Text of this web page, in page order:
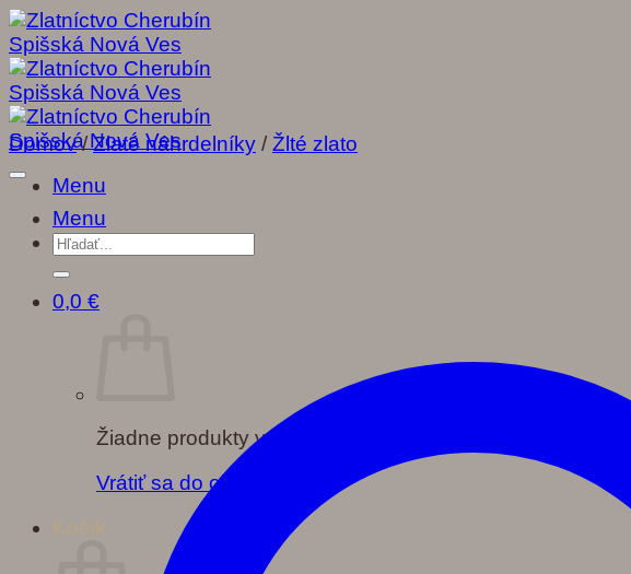
Skip
to
content
Menu
Menu
Hľadať:
0,0 €
Žiadne produkty v košíku.
Vrátiť sa do obchodu
Košík
Domov / Zlaté náhrdelníky / Žlté zlato